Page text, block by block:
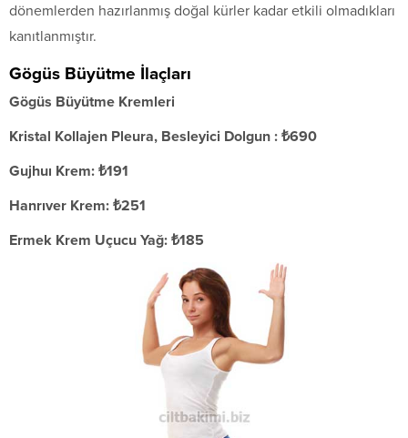
dönemlerden hazırlanmış doğal kürler kadar etkili olmadıkları
kanıtlanmıştır.
Gögüs Büyütme İlaçları
Gögüs Büyütme Kremleri
Kristal Kollajen Pleura, Besleyici Dolgun : ₺690
Gujhuı Krem: ₺191
Hanrıver Krem: ₺251
Ermek Krem Uçucu Yağ: ₺185